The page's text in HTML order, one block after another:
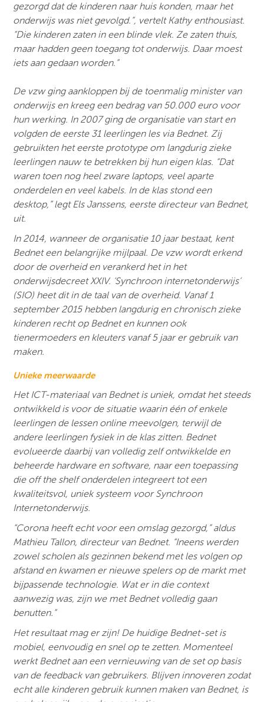
gezorgd dat de kinderen naar huis konden, maar het
onderwijs was niet gevolgd.”, vertelt Kathy enthousiast.
“Die kinderen zaten in een blinde vlek. Ze zaten thuis,
maar hadden geen toegang tot onderwijs. Daar moest
iets aan gedaan worden.”
De vzw ging aankloppen bij de toenmalig minister van
onderwijs en kreeg een bedrag van 50.000 euro voor
hun werking. In 2007 ging de organisatie van start en
volgden de eerste 31 leerlingen les via Bednet. Zij
gebruikten het eerste prototype om langdurig zieke
leerlingen nauw te betrekken bij hun eigen klas. “Dat
waren toen nog heel zware laptops, veel aparte
onderdelen en veel kabels. In de klas stond een
desktop,” legt Els Janssens, eerste directeur van Bednet,
uit.
In 2014, wanneer de organisatie 10 jaar bestaat, kent
Bednet een belangrijke mijlpaal. De vzw wordt erkend
door de overheid en verankerd het in het
onderwijsdecreet XXIV. ‘Synchroon internetonderwijs’
(SIO) heet dit in de taal van de overheid. Vanaf 1
september 2015 hebben langdurig en chronisch zieke
kinderen recht op Bednet en kunnen ook
tienermoeders en kleuters vanaf 5 jaar er gebruik van
maken.
Unieke meerwaarde
Het ICT-materiaal van Bednet is uniek, omdat het steeds
ontwikkeld is voor de situatie waarin één of enkele
leerlingen de lessen online meevolgen, terwijl de
andere leerlingen fysiek in de klas zitten. Bednet
evolueerde daarbij van volledig zelf ontwikkelde en
beheerde hardware en software, naar een toepassing
die off the shelf onderdelen integreert tot een
kwaliteitsvol, uniek systeem voor Synchroon
Internetonderwijs.
“Corona heeft echt voor een omslag gezorgd,” aldus
Mathieu Tallon, directeur van Bednet. “Ineens werden
zowel scholen als gezinnen bekend met les volgen op
afstand en kwamen er nieuwe spelers op de markt met
bijpassende technologie. Wat er in die context
aanwezig was, zijn we met Bednet volledig gaan
benutten.”
Het resultaat mag er zijn! De huidige Bednet-set is
mobiel, eenvoudig en snel op te zetten. Momenteel
werkt Bednet aan een vernieuwing van de set op basis
van de feedback van gebruikers. Blijven innoveren zodat
echt alle kinderen gebruik kunnen maken van Bednet, is